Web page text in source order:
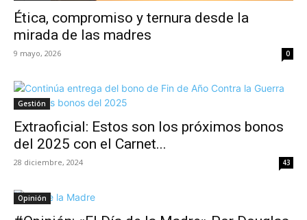
Ética, compromiso y ternura desde la
mirada de las madres
9 mayo, 2026 0
Gestión
Extraoficial: Estos son los próximos bonos
del 2025 con el Carnet...
28 diciembre, 2024 43
Opinión